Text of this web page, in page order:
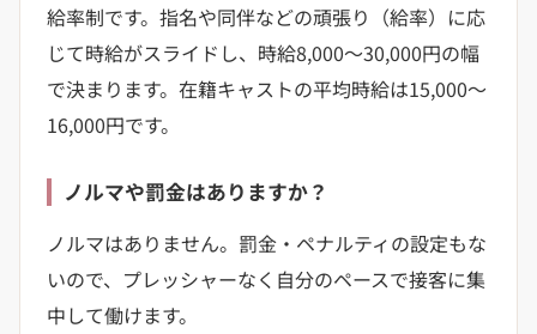
給率制です。指名や同伴などの頑張り（給率）に応
じて時給がスライドし、時給8,000〜30,000円の幅
で決まります。在籍キャストの平均時給は15,000〜
16,000円です。
ノルマや罰金はありますか？
ノルマはありません。罰金・ペナルティの設定もな
いので、プレッシャーなく自分のペースで接客に集
中して働けます。